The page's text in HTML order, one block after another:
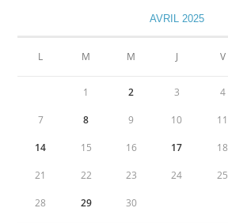
AVRIL 2025
L M M J V
1 2 3 4
7 8 9 10 11
14 15 16 17 18
21 22 23 24 25
28 29 30